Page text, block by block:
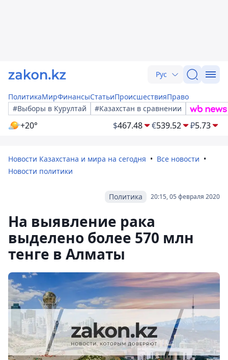
Рус
ПолитикаМирФинансыСтатьиПроисшествияПраво
#Выборы в Курултай
#Казахстан в сравнении
+20° $467.48 €539.52 ₽5.73
Новости Казахстана и мира на сегодня
Все новости
Новости политики
20:15, 05 февраля 2020
Политика
На выявление рака
выделено более 570 млн
тенге в Алматы